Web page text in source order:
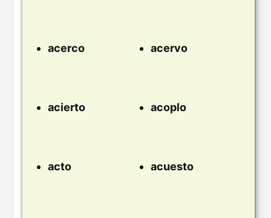
acerco acervo
acierto acoplo
acto acuesto